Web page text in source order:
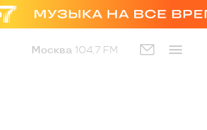
Москва 104,7 FM